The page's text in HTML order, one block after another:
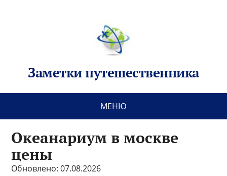
Заметки путешественника
МЕНЮ
Океанариум в москве
цены
Обновлено: 07.08.2026